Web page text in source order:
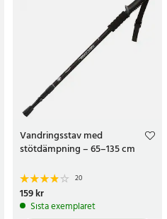
Vandringsstav med
stötdämpning – 65–135 cm
20
Pris:159 kr
159 kr
Sista exemplaret